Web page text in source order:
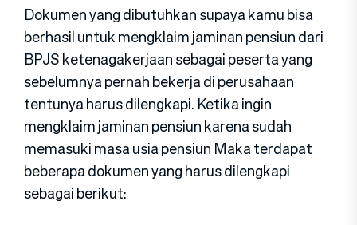
Dokumen yang dibutuhkan supaya kamu bisa
berhasil untuk mengklaim jaminan pensiun dari
BPJS ketenagakerjaan sebagai peserta yang
sebelumnya pernah bekerja di perusahaan
tentunya harus dilengkapi. Ketika ingin
mengklaim jaminan pensiun karena sudah
memasuki masa usia pensiun Maka terdapat
beberapa dokumen yang harus dilengkapi
sebagai berikut: